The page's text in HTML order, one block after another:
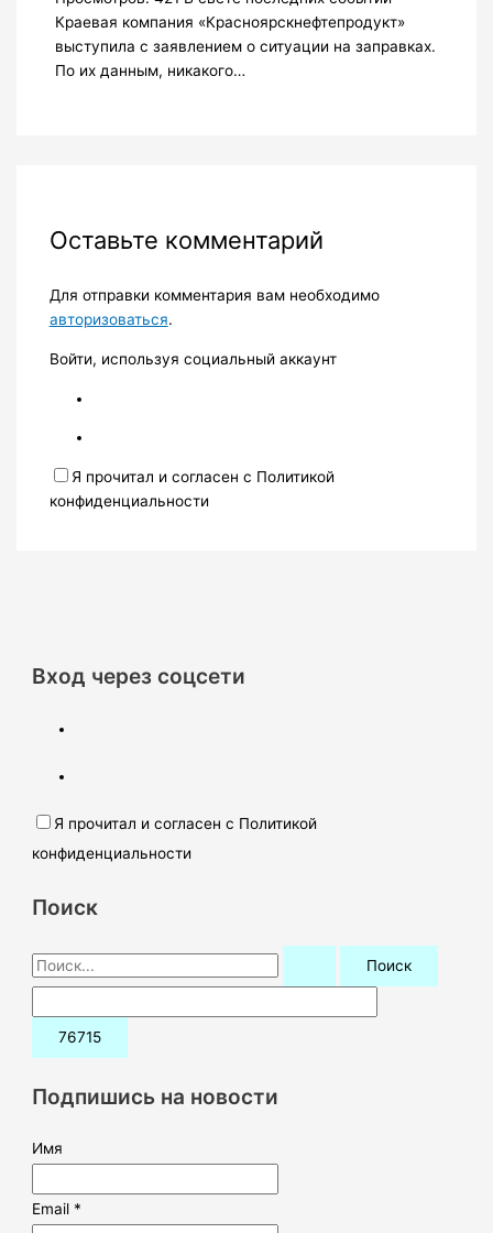
Краевая компания «Красноярскнефтепродукт»
выступила с заявлением о ситуации на заправках.
По их данным, никакого…
Оставьте комментарий
Для отправки комментария вам необходимо
авторизоваться.
Войти, используя социальный аккаунт
Я прочитал и согласен с Политикой
конфиденциальности
Вход через соцсети
Я прочитал и согласен с Политикой
конфиденциальности
Поиск
П
о
и
:Подпишись на новости
Имя
Email *